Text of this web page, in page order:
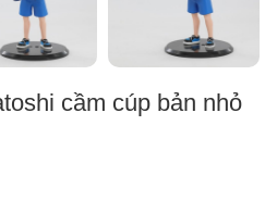
cầm cúp bản nhỏ